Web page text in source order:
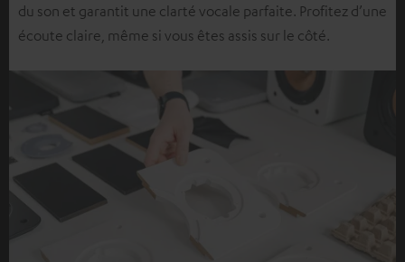
du son et garantit une clarté vocale parfaite. Profitez d’une
écoute claire, même si vous êtes assis sur le côté.